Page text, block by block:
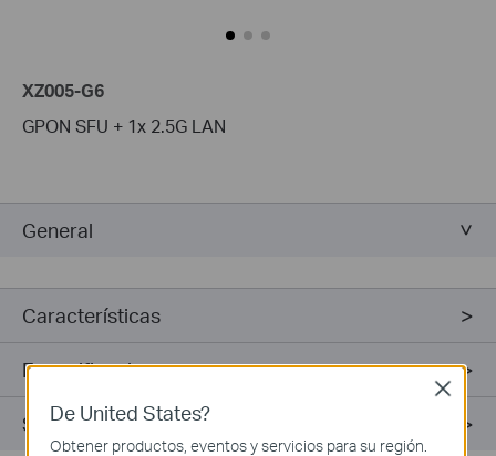
XZ005-G6
GPON SFU + 1x 2.5G LAN
General
Características
Especificaciones
Soporte
De United States?
Obtener productos, eventos y servicios para su región.
Close